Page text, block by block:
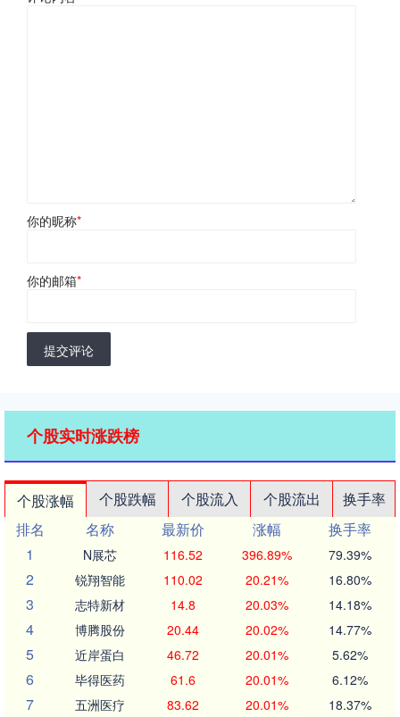
你的昵称*
你的邮箱*
提交评论
个股实时涨跌榜
个股涨幅 个股跌幅 个股流入 个股流出
换手率
排名
名称 最新价 涨幅
换手率
1
N展芯 116.52 396.89% 79.39%
2 锐翔智能 110.02 20.21% 16.80%
3 志特新材 14.8 20.03% 14.18%
4 博腾股份 20.44 20.02% 14.77%
5 近岸蛋白 46.72 20.01% 5.62%
6 毕得医药 61.6 20.01% 6.12%
7 五洲医疗 83.62 20.01% 18.37%